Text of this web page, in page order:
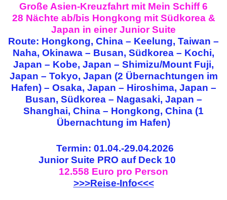
Große Asien-Kreuzfahrt mit Mein Schiff 6
28 Nächte ab/bis Hongkong mit Südkorea &
Japan in einer Junior Suite
Route: Hongkong, China – Keelung, Taiwan –
Naha, Okinawa – Busan, Südkorea – Kochi,
Japan – Kobe, Japan – Shimizu/Mount Fuji,
Japan – Tokyo, Japan (2 Übernachtungen im
Hafen) – Osaka, Japan – Hiroshima, Japan –
Busan, Südkorea – Nagasaki, Japan –
Shanghai, China – Hongkong, China (1
Übernachtung im Hafen)
Termin: 01.04.-29.04.2026
Junior Suite PRO auf Deck 10
12.558 Euro pro Person
>>>Reise-Info<<<